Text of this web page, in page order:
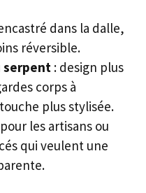
dans la dalle,
réversible.
serpent : design plus
corps à
plus stylisée.
les artisans ou
qui veulent une